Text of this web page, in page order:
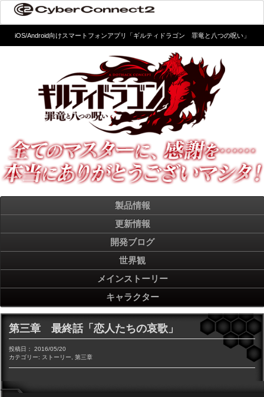
iOS/Android向けスマートフォンアプリ「ギルティドラゴン 罪竜と八つの呪い」
製品情報
更新情報
開発ブログ
世界観
メインストーリー
キャラクター
第三章 最終話「恋人たちの哀歌」
投稿日：
2016/05/20
カテゴリー: ストーリー 第三章